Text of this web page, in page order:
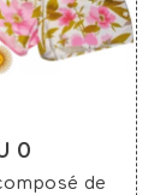
0
de